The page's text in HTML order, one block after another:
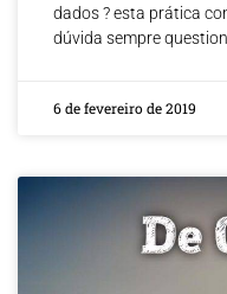
dados ? esta prática
dúvida sempre
6 de fevereiro de 2019